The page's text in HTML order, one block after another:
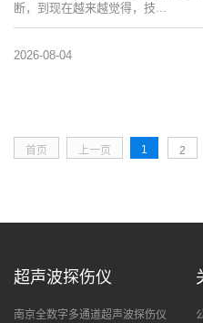
断，到现在越来越觉得，技...
2026-08-04
首页 上一页 1 2
超声波探伤仪
南京全数字多通道超声波探伤仪